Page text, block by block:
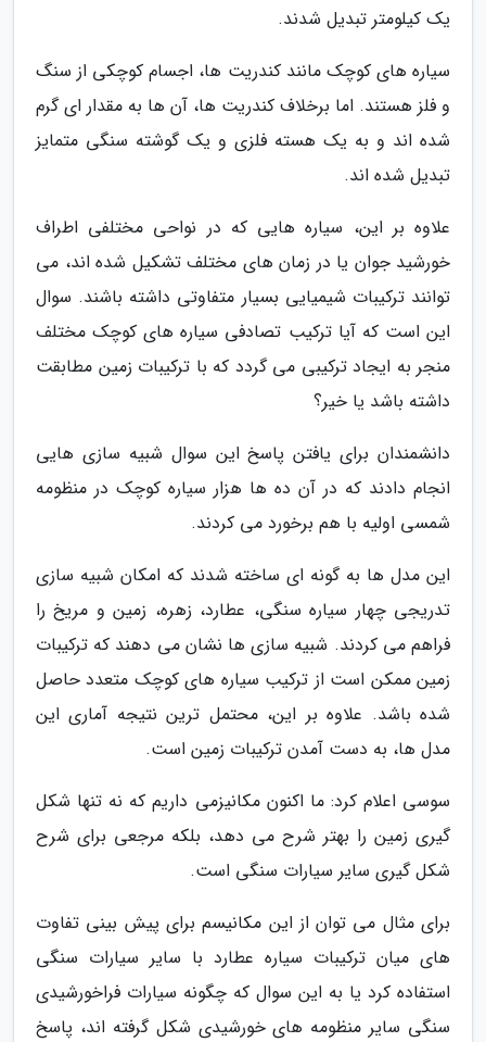
یک کیلومتر تبدیل شدند.
سیاره های کوچک مانند کندریت ها، اجسام کوچکی از سنگ
و فلز هستند. اما برخلاف کندریت ها، آن ها به مقدار ای گرم
شده اند و به یک هسته فلزی و یک گوشته سنگی متمایز
تبدیل شده اند.
علاوه بر این، سیاره هایی که در نواحی مختلفی اطراف
خورشید جوان یا در زمان های مختلف تشکیل شده اند، می
توانند ترکیبات شیمیایی بسیار متفاوتی داشته باشند. سوال
این است که آیا ترکیب تصادفی سیاره های کوچک مختلف
منجر به ایجاد ترکیبی می گردد که با ترکیبات زمین مطابقت
داشته باشد یا خیر؟
دانشمندان برای یافتن پاسخ این سوال شبیه سازی هایی
انجام دادند که در آن ده ها هزار سیاره کوچک در منظومه
شمسی اولیه با هم برخورد می کردند.
این مدل ها به گونه ای ساخته شدند که امکان شبیه سازی
تدریجی چهار سیاره سنگی، عطارد، زهره، زمین و مریخ را
فراهم می کردند. شبیه سازی ها نشان می دهند که ترکیبات
زمین ممکن است از ترکیب سیاره های کوچک متعدد حاصل
شده باشد. علاوه بر این، محتمل ترین نتیجه آماری این
مدل ها، به دست آمدن ترکیبات زمین است.
سوسی اعلام کرد: ما اکنون مکانیزمی داریم که نه تنها شکل
گیری زمین را بهتر شرح می دهد، بلکه مرجعی برای شرح
شکل گیری سایر سیارات سنگی است.
برای مثال می توان از این مکانیسم برای پیش بینی تفاوت
های میان ترکیبات سیاره عطارد با سایر سیارات سنگی
استفاده کرد یا به این سوال که چگونه سیارات فراخورشیدی
سنگی سایر منظومه های خورشیدی شکل گرفته اند، پاسخ